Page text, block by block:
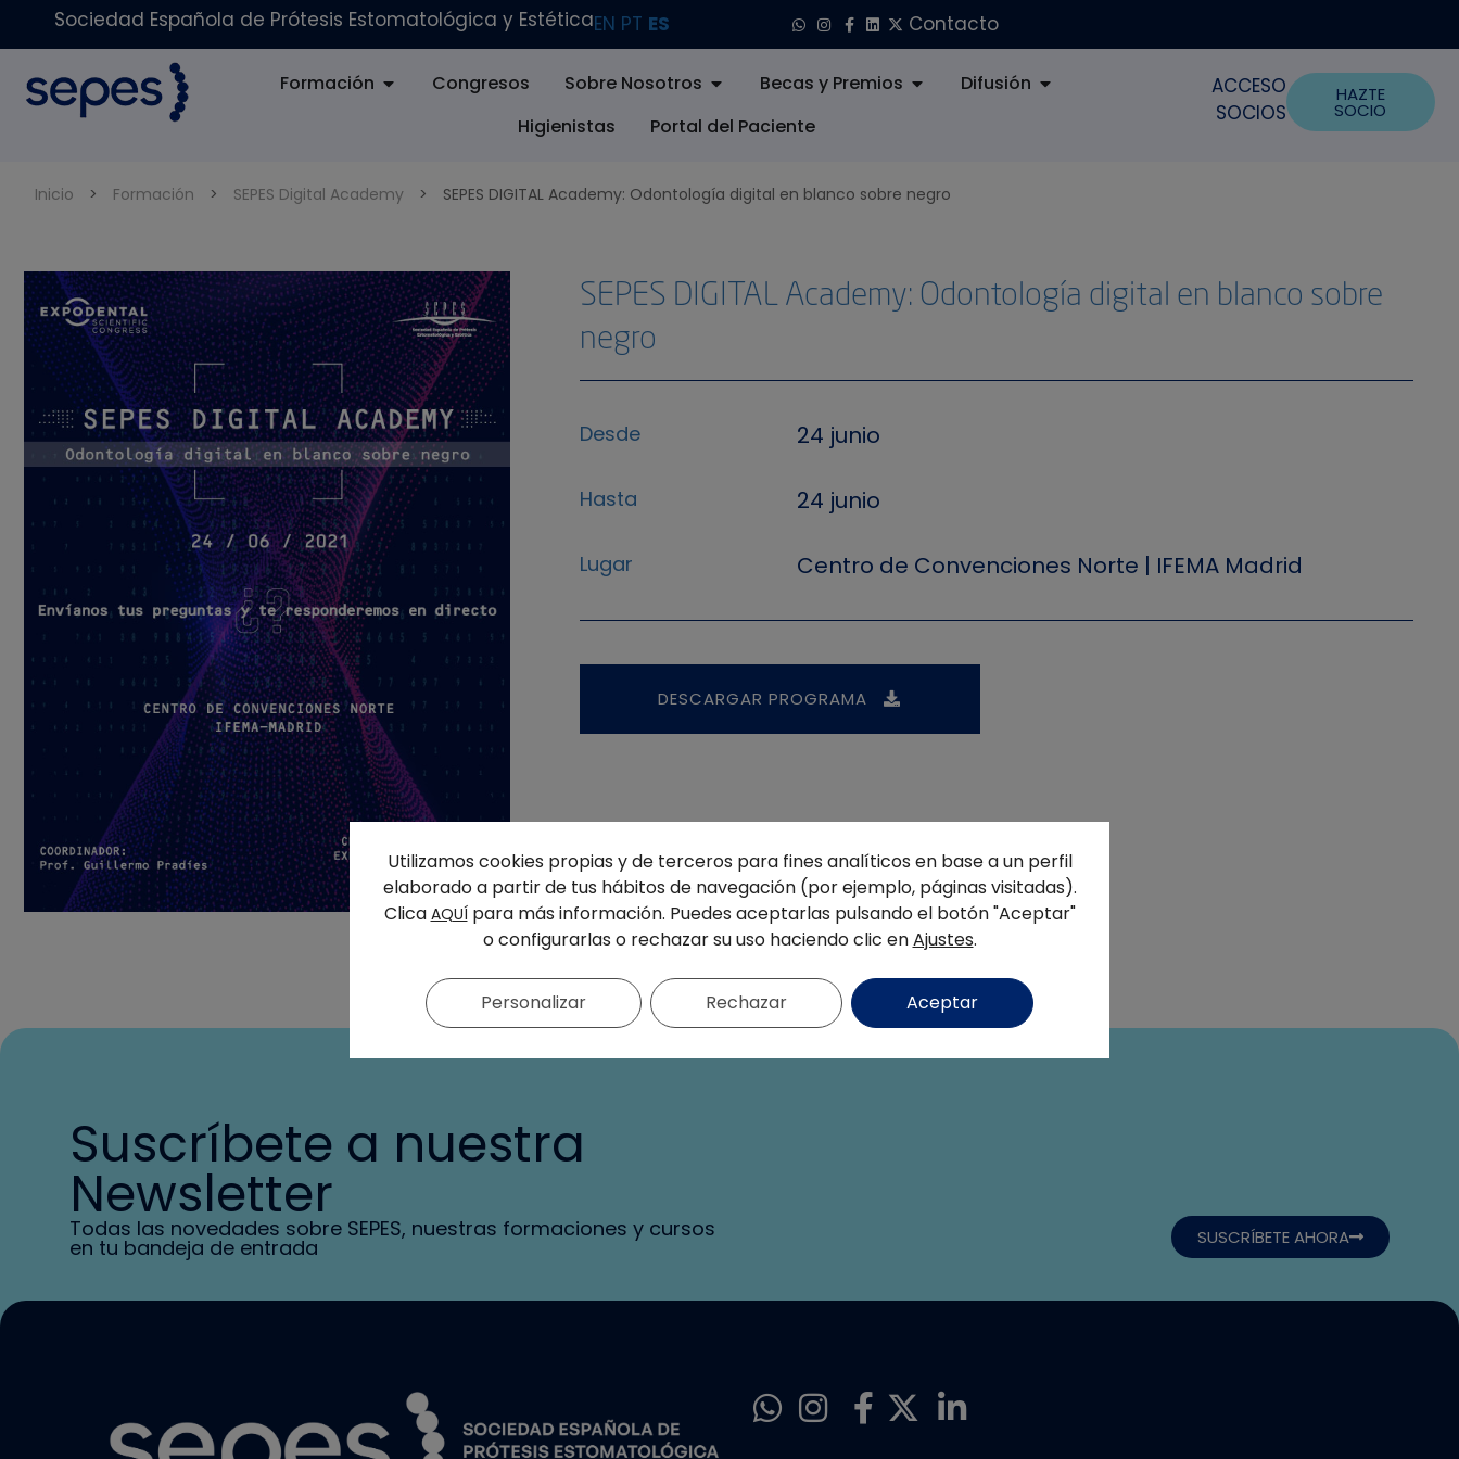
Sociedad Española de Prótesis Estomatológica y EstéticaEN PT ES Contacto
Formación Congresos Sobre Nosotros Becas y Premios
Difusión
Higienistas
Portal del Paciente
ACCESO
SOCIOS
HAZTE
SOCIO
Inicio > Formación > SEPES Digital Academy > SEPES DIGITAL Academy: Odontología digital en blanco sobre negro
SEPES DIGITAL Academy: Odontología digital en blanco sobre
negro
Desde 24 junio
Hasta 24 junio
Lugar Centro de Convenciones Norte | IFEMA Madrid
DESCARGAR PROGRAMA
Suscríbete a nuestra
Newsletter
Todas las novedades sobre SEPES, nuestras formaciones y cursos
en tu bandeja de entrada SUSCRÍBETE AHORA
Utilizamos cookies propias y de terceros para fines analíticos en base a un perfil
elaborado a partir de tus hábitos de navegación (por ejemplo, páginas visitadas).
Clica AQUÍpara más información. Puedes aceptarlas pulsando el botón "Aceptar"
o configurarlas o rechazar su uso haciendo clic enAjustes.
Aceptar
Rechazar
Personalizar